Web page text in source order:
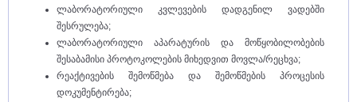
ლაბორატორიული კვლევების დადგენილ ვადებში
შესრულება;
ლაბორატორიული აპარატურის და მოწყობილობების
შესაბამისი პროტოკოლების მიხედვით მოვლა/რეცხვა;
რეაქტივების შემოწმება და შემოწმების პროცესის
დოკუმენტირება;